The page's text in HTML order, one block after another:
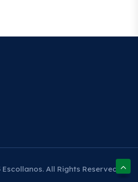
All Rights Reserved.